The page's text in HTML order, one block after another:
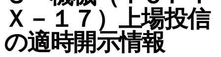
Ｘ－１７）上場投信
の適時開示情報